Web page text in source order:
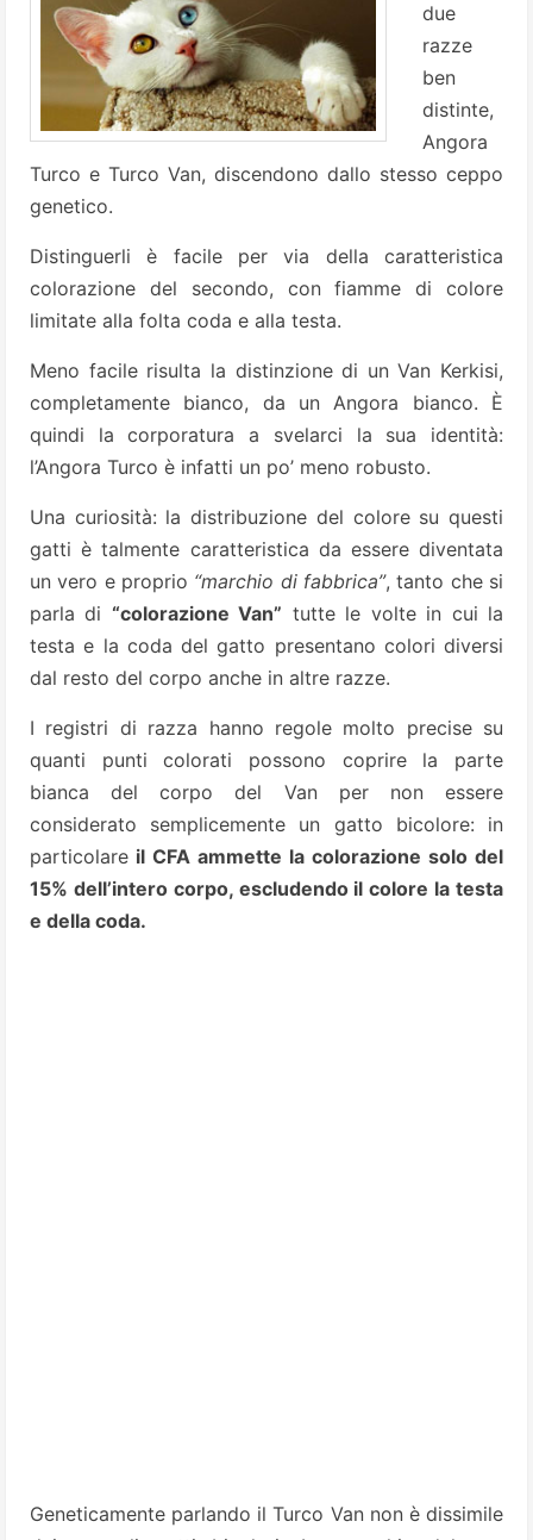
due
razze
ben
distinte,
Angora
Turco e Turco Van, discendono dallo stesso ceppo
genetico.
Distinguerli è facile per via della caratteristica
colorazione del secondo, con fiamme di colore
limitate alla folta coda e alla testa.
Meno facile risulta la distinzione di un Van Kerkisi,
completamente bianco, da un Angora bianco. È
quindi la corporatura a svelarci la sua identità:
l’Angora Turco è infatti un po’ meno robusto.
Una curiosità: la distribuzione del colore su questi
gatti è talmente caratteristica da essere diventata
un vero e proprio “marchio di fabbrica”, tanto che si
parla di “colorazione Van” tutte le volte in cui la
testa e la coda del gatto presentano colori diversi
dal resto del corpo anche in altre razze.
I registri di razza hanno regole molto precise su
quanti punti colorati possono coprire la parte
bianca del corpo del Van per non essere
considerato semplicemente un gatto bicolore: in
particolare il CFA ammette la colorazione solo del
15% dell’intero corpo, escludendo il colore la testa
e della coda.
Geneticamente parlando il Turco Van non è dissimile